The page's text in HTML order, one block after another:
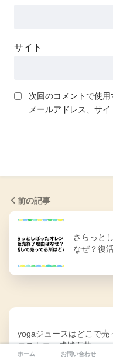
サイト
次回のコメントで使用
メールアドレス、サイ
前の記事
さらっと
なぜ？復
yogaジュースはどこで売
コストコ・成城石井…
ホーム お問い合わせ